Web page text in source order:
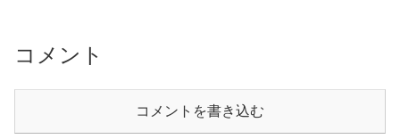
コメント
コメントを書き込む